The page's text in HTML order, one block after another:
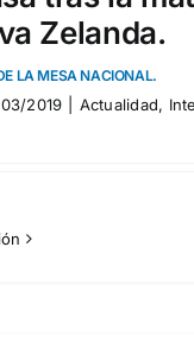
Zelanda.
LA MESA NACIONAL.
2019 Actualidad,